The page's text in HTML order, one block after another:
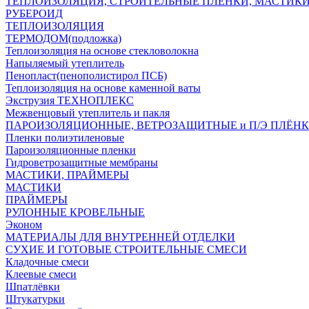
РУБЕРОИД
ТЕПЛОИЗОЛЯЦИЯ
ТЕРМОДОМ(подложка)
Теплоизоляция на основе стекловолокна
Напыляемый утеплитель
Пенопласт(пенополистирол ПСБ)
Теплоизоляция на основе каменной ваты
Экструзия ТЕХНОПЛЕКС
Межвенцовый утеплитель и пакля
ПАРОИЗОЛЯЦИОННЫЕ, ВЕТРОЗАЩИТНЫЕ и П/Э
Пленки полиэтиленовые
Пароизоляционные пленки
Гидроветрозащитные мембраны
МАСТИКИ, ПРАЙМЕРЫ
МАСТИКИ
ПРАЙМЕРЫ
РУЛОННЫЕ КРОВЕЛЬНЫЕ
Эконом
МАТЕРИАЛЫ ДЛЯ ВНУТРЕННЕЙ ОТДЕЛКИ
СУХИЕ И ГОТОВЫЕ СТРОИТЕЛЬНЫЕ СМЕСИ
Кладочные смеси
Клеевые смеси
Шпатлёвки
Штукатурки